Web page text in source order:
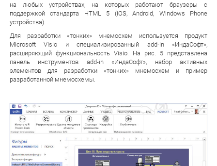
на любых устройствах, на которых работают браузеры с
поддержкой стандарта HTML 5 (iOS, Android, Windows Phone
устройства).
Для разработки «тонких» мнемосхем используется продукт
Microsoft Visio и специализированный add-in «ИндаСофт»,
расширяющий функциональность Visio. На рис. 5 представлена
панель инструментов add-in «ИндаСофт», набор активных
элементов для разработки «тонких» мнемосхем и пример
разработанной мнемосхемы.